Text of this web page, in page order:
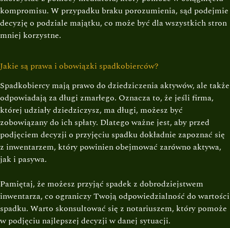
kompromisu. W przypadku braku porozumienia, sąd podejmie
decyzję o podziale majątku, co może być dla wszystkich stron
mniej korzystne.
Jakie są prawa i obowiązki spadkobierców?
Spadkobiercy mają prawo do dziedziczenia aktywów, ale także
odpowiadają za długi zmarłego. Oznacza to, że jeśli firma,
której udziały dziedziczysz, ma długi, możesz być
zobowiązany do ich spłaty. Dlatego ważne jest, aby przed
podjęciem decyzji o przyjęciu spadku dokładnie zapoznać się
z inwentarzem, który powinien obejmować zarówno aktywa,
jak i pasywa.
Pamiętaj, że możesz przyjąć spadek z dobrodziejstwem
inwentarza, co ograniczy Twoją odpowiedzialność do wartości
spadku. Warto skonsultować się z notariuszem, który pomoże
w podjęciu najlepszej decyzji w danej sytuacji.